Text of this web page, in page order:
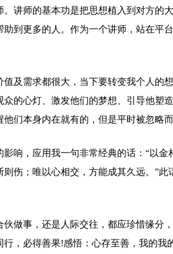
。讲师的基本功是把思想植入到对方的
助到更多的人。作为一个讲师，站在平
值及需求都很大，当下要转变我个人的
众的心灯、激发他们的梦想、引导他塑
他们本身内在就有的，但是平时被忽略
影响，应用我一句非常经典的话：“以
则伤；唯以心相交，方能成其久远。”
伙做事，还是人际交往，都应珍惜缘分
行，必得善果!感悟：心存至善，我的我